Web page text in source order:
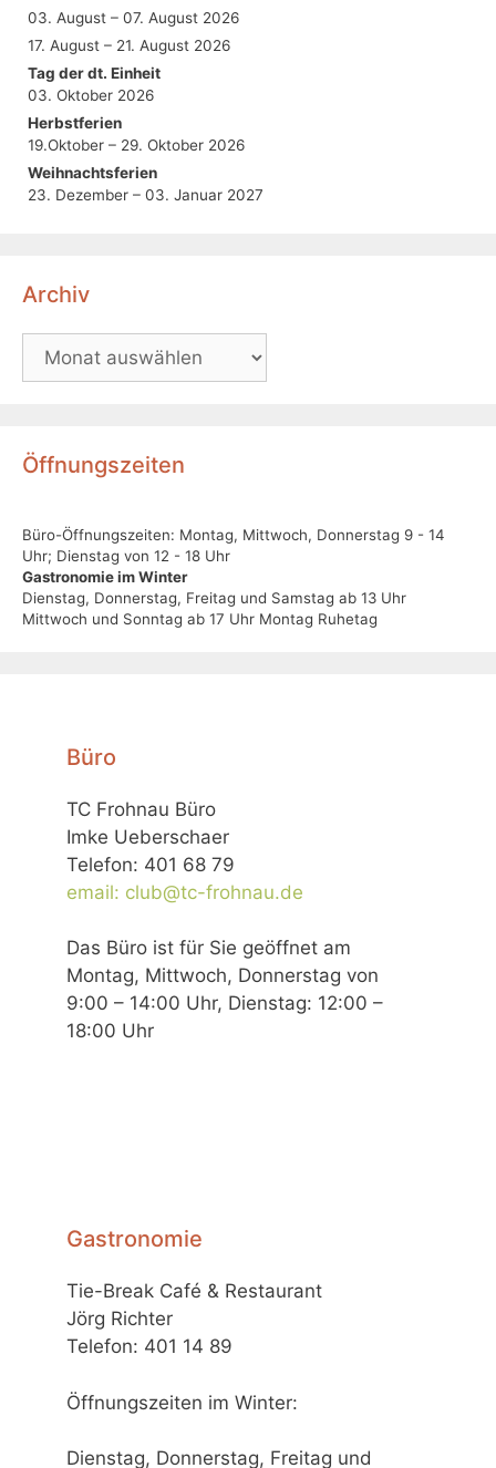
03. August – 07. August 2026
17. August – 21. August 2026
Tag der dt. Einheit
03. Oktober 2026
Herbstferien
19.Oktober – 29. Oktober 2026
Weihnachtsferien
23. Dezember – 03. Januar 2027
Archiv
Öffnungszeiten
Büro-Öffnungszeiten: Montag, Mittwoch, Donnerstag 9 - 14
Uhr; Dienstag von 12 - 18 Uhr
Gastronomie im Winter
Dienstag, Donnerstag, Freitag und Samstag ab 13 Uhr
Mittwoch und Sonntag ab 17 Uhr Montag Ruhetag
Büro
TC Frohnau Büro
Imke Ueberschaer
Telefon: 401 68 79
email: club@tc-frohnau.de
Das Büro ist für Sie geöffnet am
Montag, Mittwoch, Donnerstag von
9:00 – 14:00 Uhr, Dienstag: 12:00 –
18:00 Uhr
Gastronomie
Tie-Break Café & Restaurant
Jörg Richter
Telefon: 401 14 89
Öffnungszeiten im Winter:
Dienstag, Donnerstag, Freitag und